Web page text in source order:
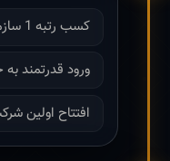
کسب رتبه 1 سازمان برنامه بودجه
ورود قدرتمند به
افتتاح اولین